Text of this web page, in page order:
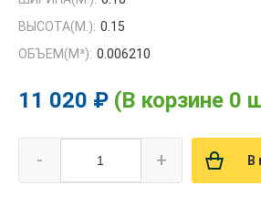
ВЫСОТА(М.): 0.15
ОБЪЕМ(M³): 0.006210
11 020 ₽ (В корзине 0
- + В